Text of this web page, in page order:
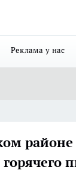
Реклама у нас
районе